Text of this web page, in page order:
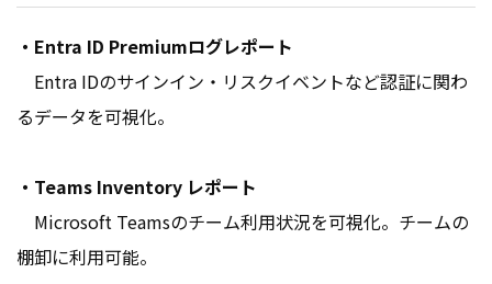
・Entra ID Premiumログレポート
Entra IDのサインイン・リスクイベントなど認証に関わ
るデータを可視化。
・Teams Inventory レポート
Microsoft Teamsのチーム利用状況を可視化。チームの
棚卸に利用可能。